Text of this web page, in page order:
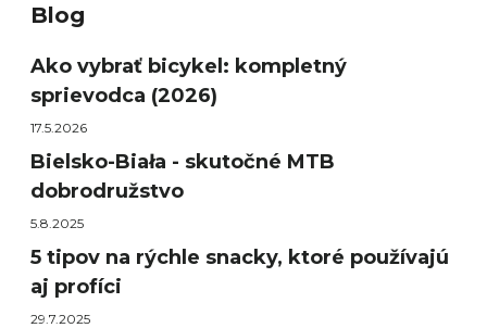
Blog
Ako vybrať bicykel: kompletný
sprievodca (2026)
17.5.2026
Bielsko-Biała - skutočné MTB
dobrodružstvo
5.8.2025
5 tipov na rýchle snacky, ktoré používajú
aj profíci
29.7.2025